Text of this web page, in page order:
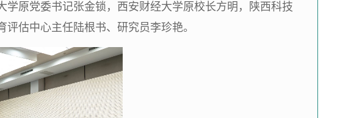
原党委书记张金锁，西安财经大学原校长方明，陕西科技
估中心主任陆根书、研究员李珍艳。